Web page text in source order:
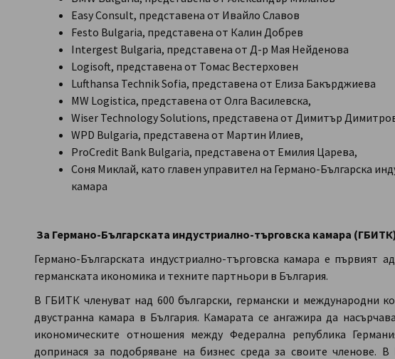
Easy Consult, представена от Ивайло Славов
Festo Bulgaria, представена от Калин Добрев
Intergest Bulgaria, представена от Д-р Мая Нейденова
Logisoft, представена от Томас Вестерховен
Lufthansa Technik Sofia, представена от Елиза Бакърджиева
MW Logistica, представена от Олга Василевска,
Wiser Technology Solutions, представена от Димитър
WPD Bulgaria, представена от Мартин Илиев,
ProCredit Bank Bulgaria, представена от Емилия Царева,
Соня Миклай, като главен управител на Германо-Българска
камара
За Германо-Българската индустриално-търговска камара
Германо-Българската индустриално-търговска камара е първият
германската икономика и техните партньори в България.
В ГБИТК членуват над 600 български, германски и международни
двустранна камара в България. Камарата се ангажира да
икономическите отношения между Федерална република
допринася за подобряване на бизнес среда за своите членове.